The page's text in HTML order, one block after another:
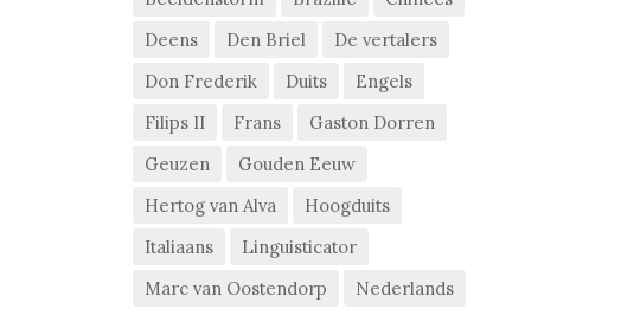
Deens
Den Briel
De vertalers
Don Frederik
Duits
Engels
Filips II
Frans
Gaston Dorren
Geuzen
Gouden Eeuw
Hertog van Alva
Hoogduits
Italiaans
Linguisticator
Marc van Oostendorp
Nederlands